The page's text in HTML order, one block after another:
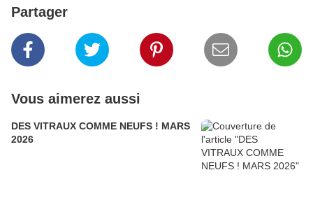
Partager
Vous aimerez aussi
DES VITRAUX COMME NEUFS ! MARS
2026